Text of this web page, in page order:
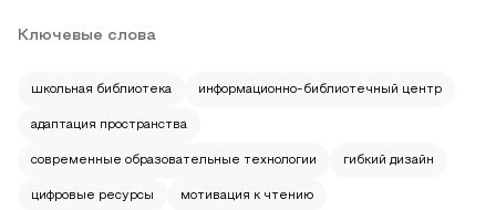
Ключевые слова
школьная библиотека информационно-библиотечный центр
адаптация пространства
современные образовательные технологии гибкий дизайн
цифровые ресурсы мотивация к чтению